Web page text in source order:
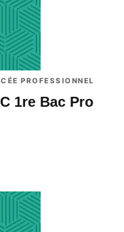
PROFESSIONNEL
1re Bac Pro